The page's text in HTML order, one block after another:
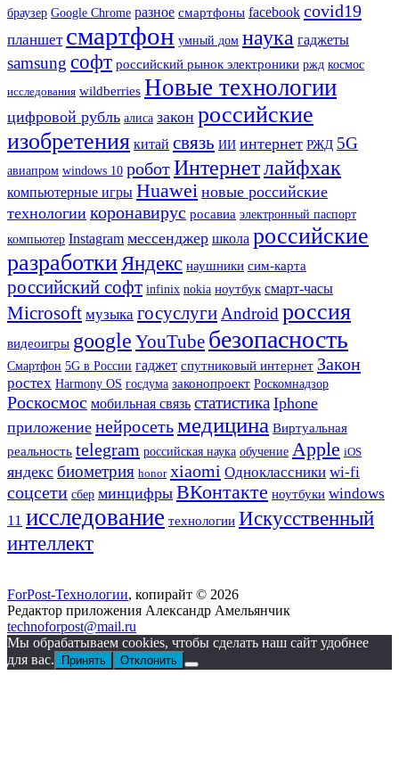
браузер Google Chrome разное смартфоны facebook covid19
планшет смартфон умный дом наука гаджеты
samsung софт российский рынок электроники ржд космос
исследования wildberries Новые технологии
цифровой рубль алиса закон российские
изобретения китай связь ИИ интернет РЖД 5G
авиапром windows 10 роботИнтернетлайфхак
компьютерные игры Huawei новые российские
технологии коронавирус росавиа электронный паспорт
компьютер Instagram мессенджер школа российские
разработкиЯндекс наушники сим-карта
российский софт infinix nokia ноутбук смарт-часы
Microsoft музыка госуслуги Android россия
видеоигры google YouTube безопасность
Смартфон 5G в России гаджет спутниковый интернет Закон
ростех Harmony OS госдума законопроект Роскомнадзор
Роскосмос мобильная связь статистика Iphone
приложение нейросетьмедицина Виртуальная
реальность telegram российская наука обучение Apple iOS
яндекс биометрия honor xiaomi Одноклассники wi-fi
соцсети сбер минцифры ВКонтакте ноутбуки windows
11 исследование технологии Искусственный
интеллект
ForPost-Технологии, копирайт © 2026
Редактор приложения Александр Амельянчик
technoforpost@mail.ru
Мы обрабатываем cookies, чтобы сделать наш сайт удобнее
для вас.
Принять Отклонить